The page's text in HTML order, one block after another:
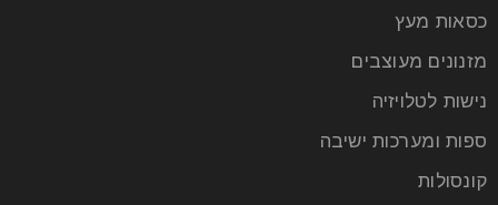
כסאות מעץ
מזנונים מעוצבים
נישות לטלויזיה
ספות ומערכות ישיבה
קונסולות